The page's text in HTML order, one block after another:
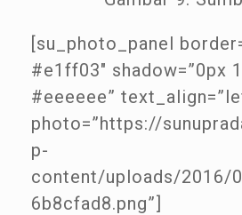
[su_photo_panel
#e1ff03″ shadow=”0px
#eeeeee”
photo=”https://
p-
content/uploads/2016/
6b8cfad8.png”]